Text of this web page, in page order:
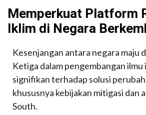
Memperkuat Platform
Iklim di Negara
Kesenjangan antara negara maju
Ketiga dalam pengembangan
signifikan terhadap solusi
khususnya kebijakan mitigasi dan
South.